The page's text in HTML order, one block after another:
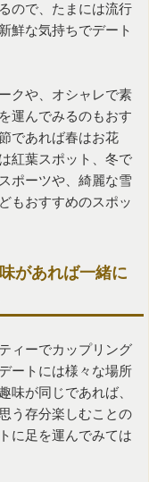
ので、たまには流行
鮮な気持ちでデート
クや、オシャレで素
運んでみるのもおす
であれば春はお花
紅葉スポット、冬で
ポーツや、綺麗な雪
もおすすめのスポッ
があれば一緒に
ィーでカップリング
ートには様々な場所
味が同じであれば、
う存分楽しむことの
に足を運んでみては